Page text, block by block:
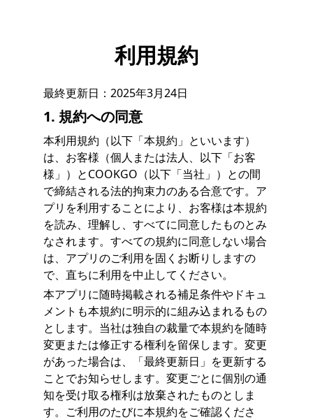
利用規約
最終更新日：2025年3月24日
1. 規約への同意
本利用規約（以下「本規約」といいます）
は、お客様（個人または法人、以下「お客
様」）とCOOKGO（以下「当社」）との間
で締結される法的拘束力のある合意です。ア
プリを利用することにより、お客様は本規約
を読み、理解し、すべてに同意したものとみ
なされます。すべての規約に同意しない場合
は、アプリのご利用を固くお断りしますの
で、直ちに利用を中止してください。
本アプリに随時掲載される補足条件やドキュ
メントも本規約に明示的に組み込まれるもの
とします。当社は独自の裁量で本規約を随時
変更または修正する権利を留保します。変更
があった場合は、「最終更新日」を更新する
ことでお知らせします。変更ごとに個別の通
知を受け取る権利は放棄されたものとしま
す。ご利用のたびに本規約をご確認くださ